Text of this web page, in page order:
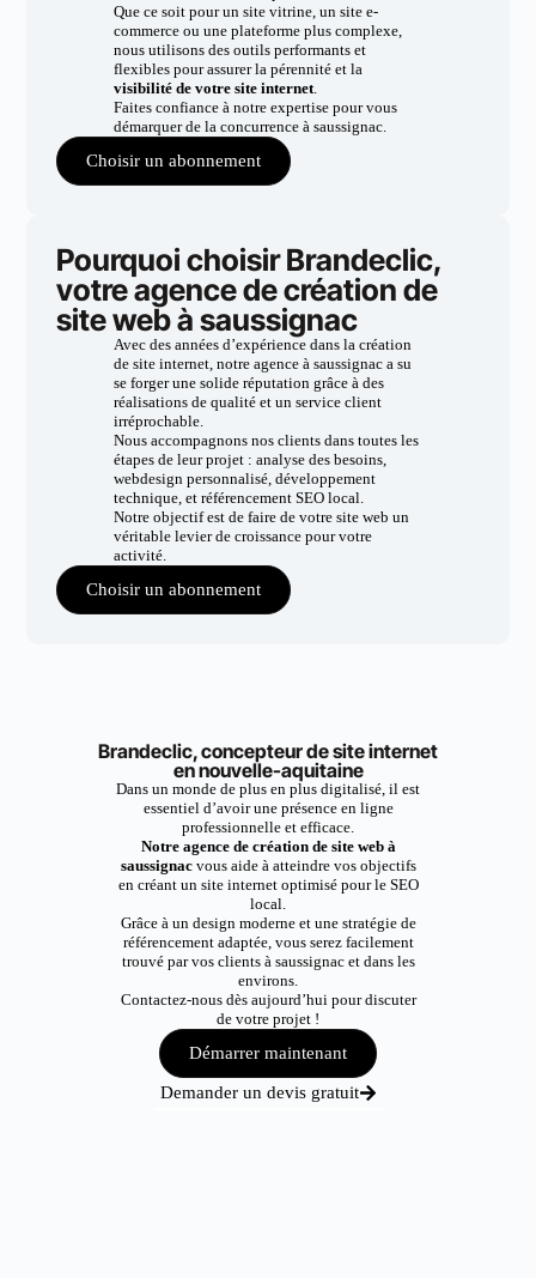
Que ce soit pour un site vitrine, un site e-
commerce ou une plateforme plus complexe,
nous utilisons des outils performants et
flexibles pour assurer la pérennité et la
visibilité de votre site internet.
Faites confiance à notre expertise pour vous
démarquer de la concurrence à saussignac.
Choisir un abonnement
Pourquoi choisir Brandeclic,
votre agence de création de
site web à saussignac
Avec des années d’expérience dans la création
de site internet, notre agence à saussignac a su
se forger une solide réputation grâce à des
réalisations de qualité et un service client
irréprochable.
Nous accompagnons nos clients dans toutes les
étapes de leur projet : analyse des besoins,
webdesign personnalisé, développement
technique, et référencement SEO local.
Notre objectif est de faire de votre site web un
véritable levier de croissance pour votre
activité.
Choisir un abonnement
Brandeclic, concepteur de site internet
en nouvelle-aquitaine
Dans un monde de plus en plus digitalisé, il est
essentiel d’avoir une présence en ligne
professionnelle et efficace.
Notre agence de création de site web à
saussignacvous aide à atteindre vos objectifs
en créant un site internet optimisé pour le SEO
local.
Grâce à un design moderne et une stratégie de
référencement adaptée, vous serez facilement
trouvé par vos clients à saussignac et dans les
environs.
Contactez-nous dès aujourd’hui pour discuter
de votre projet !
Démarrer maintenant
Demander un devis gratuit